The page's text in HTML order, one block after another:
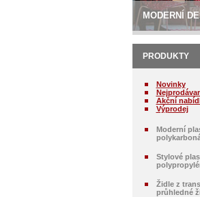
MODERNÍ
PRODUKTY
Novinky
Akční
Výprodej
Moderní
Stylové
Židle z
průhledné